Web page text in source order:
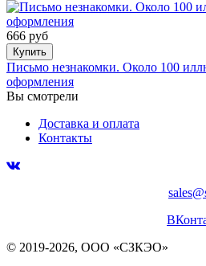
666 руб
Купить
Письмо незнакомки. Около 100
оформления
Вы смотрели
Доставка и оплата
Контакты
© 2019-2026, ООО «СЗКЭО»